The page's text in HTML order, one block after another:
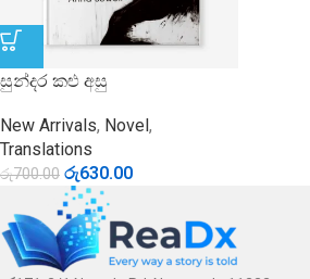
සුන්දර කළු අසු
New Arrivals, Novel ,
Translations
රු700.00 රු630.00